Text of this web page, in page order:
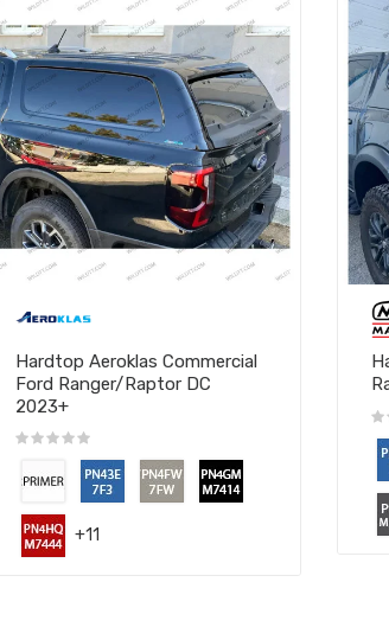
Hardtop Aeroklas Commercial
Ford Ranger/Raptor DC
2023+
+11